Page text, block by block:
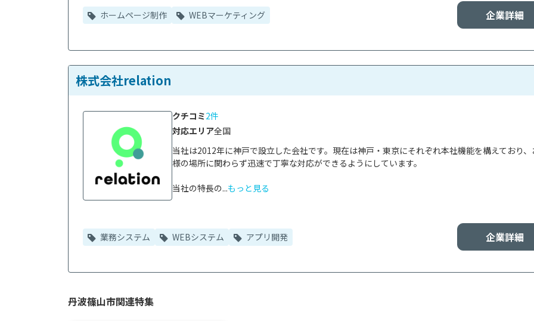
企業詳細
ホームページ制作 WEBマーケティング
株式会社relation
当社は2012年に神戸で設立した会社です。現在は神戸・東京にそれぞれ本社機能を構えており、
様の場所に関わらず迅速で丁寧な対応ができるようにしています。
当社の特長の...もっと見る
クチコミ2件
対応エリア全国
企業詳細
業務システム WEBシステム アプリ開発
丹波篠山市関連特集